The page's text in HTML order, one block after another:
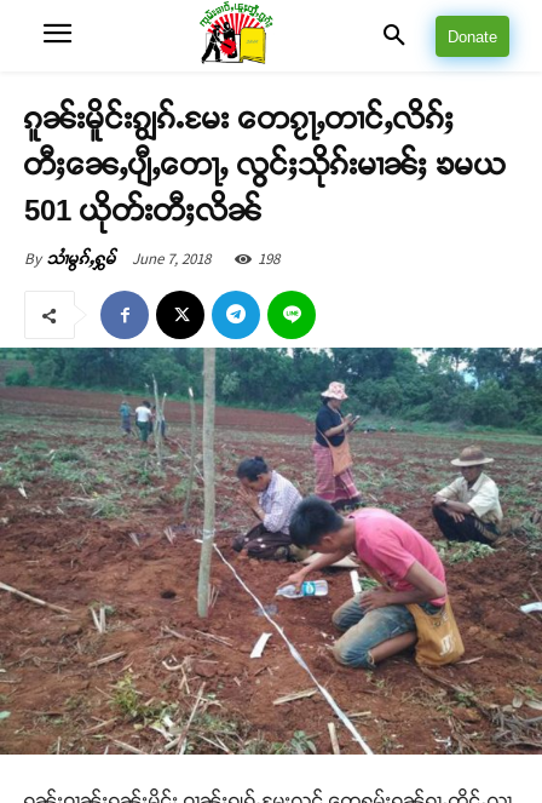
Donate
ၵူၼ်းမိူင်းၵျွၵ်ႉမႄး တေၵႂႃႇတၢင်ႇလိၵ်ႈ
တီႈၼေႇပျီႇတေႃႇ လွင်ႈသိုၵ်းမၢၼ်ႈ ၶမယ
501 ယိုတ်းတီႈလိၼ်
By သၢႆမွၵ်ႇႁွမ် June 7, 2018 198